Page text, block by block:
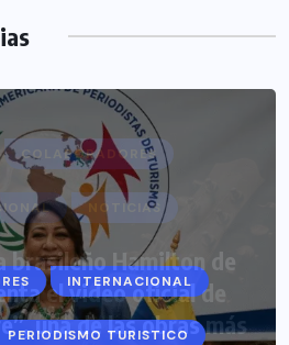
INTERNACIONAL
PERIODISMO TURISTICO